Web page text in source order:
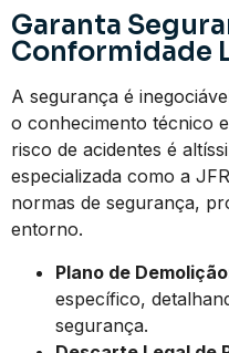
Garanta
Conformidade
A segurança é
o conhecimento técnico
risco de acidentes é
especializada como a
normas de segurança,
entorno.
Plano de
específico,
segurança.